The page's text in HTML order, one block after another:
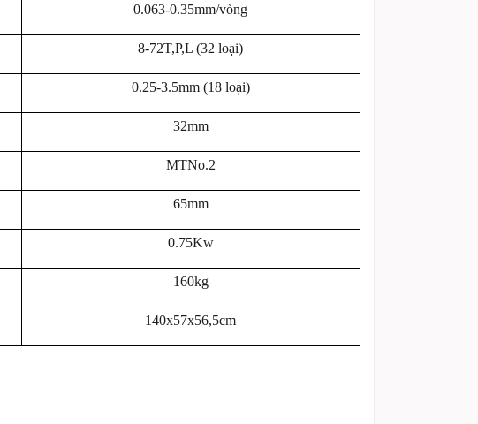
0.063-0.35mm/vòng
8-72T,P,L (32 loại)
0.25-3.5mm (18 loại)
32mm
MTNo.2
65mm
0.75Kw
160kg
140x57x56,5cm